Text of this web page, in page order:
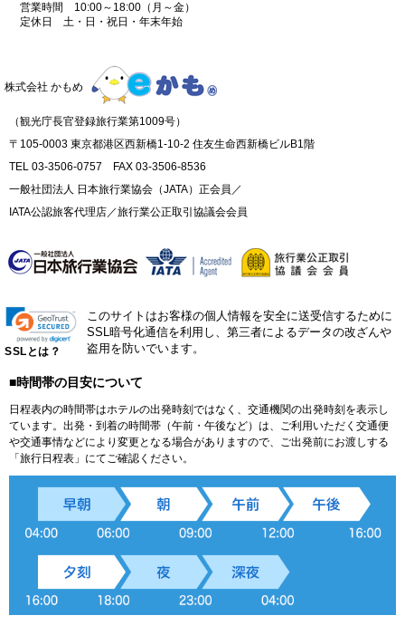
営業時間 10:00～18:00（月～金）
定休日 土・日・祝日・年末年始
株式会社 かもめ
（観光庁長官登録旅行業第1009号）
〒105-0003 東京都港区西新橋1-10-2 住友生命西新橋ビルB1階
TEL 03-3506-0757 FAX 03-3506-8536
一般社団法人 日本旅行業協会（JATA）正会員／
IATA公認旅客代理店／旅行業公正取引協議会会員
SSLとは？
このサイトはお客様の個人情報を安全に送受信するために
SSL暗号化通信を利用し、第三者によるデータの改ざんや
盗用を防いでいます。
■時間帯の目安について
日程表内の時間帯はホテルの出発時刻ではなく、交通機関の出発時刻を表示し
ています。出発・到着の時間帯（午前・午後など）は、ご利用いただく交通便
や交通事情などにより変更となる場合がありますので、ご出発前にお渡しする
「旅行日程表」にてご確認ください。